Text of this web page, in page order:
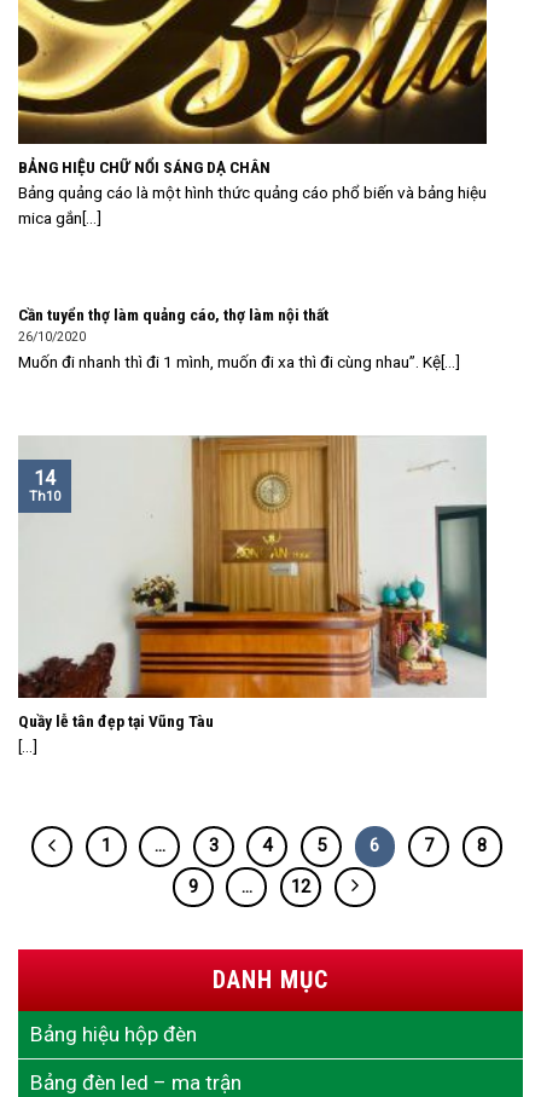
DANH MỤC
Bảng hiệu hộp đèn
Bảng đèn led – ma trận
BẢNG HIỆU CHỮ NỔI SÁNG DẠ CHÂN
Bảng quảng cáo là một hình thức quảng cáo phổ biến và bảng hiệu
mica gắn[...]
Cần tuyển thợ làm quảng cáo, thợ làm nội thất
26/10/2020
Muốn đi nhanh thì đi 1 mình, muốn đi xa thì đi cùng nhau”. Kệ[...]
Quầy lễ tân đẹp tại Vũng Tàu
[...]
14
Th10
1 … 3 4 5 6 7
8
9
… 12